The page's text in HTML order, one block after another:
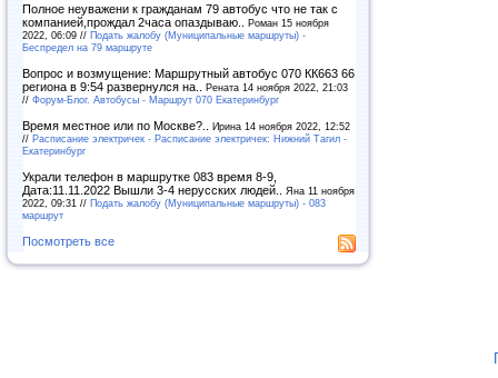
Полное неуважени к гражданам 79 автобус что не так с
компанией,прождал 2часа опаздываю.. Роман 15 ноября
2022, 06:09 // Подать жалобу (Муниципальные маршруты) -
Беспредел на 79 маршруте
Вопрос и возмущение: Маршрутный автобус 070 КК663 66
региона в 9:54 развернулся на.. Рената 14 ноября 2022, 21:03
// Форум-Блог. Автобусы - Маршрут 070 Екатеринбург
Время местное или по Москве?.. Ирина 14 ноября 2022, 12:52
// Расписание электричек - Расписание электричек: Нижний Тагил -
Екатеринбург
Украли телефон в маршрутке 083 время 8-9,
Дата:11.11.2022 Вышли 3-4 нерусских людей.. Яна 11 ноября
2022, 09:31 // Подать жалобу (Муниципальные маршруты) - 083
маршрут
Посмотреть все